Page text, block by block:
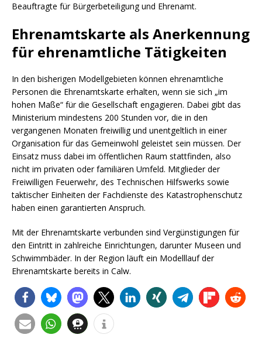
Beauftragte für Bürgerbeteiligung und Ehrenamt.
Ehrenamtskarte als Anerkennung
für ehrenamtliche Tätigkeiten
In den bisherigen Modellgebieten können ehrenamtliche
Personen die Ehrenamtskarte erhalten, wenn sie sich „im
hohen Maße“ für die Gesellschaft engagieren. Dabei gibt das
Ministerium mindestens 200 Stunden vor, die in den
vergangenen Monaten freiwillig und unentgeltlich in einer
Organisation für das Gemeinwohl geleistet sein müssen. Der
Einsatz muss dabei im öffentlichen Raum stattfinden, also
nicht im privaten oder familiären Umfeld. Mitglieder der
Freiwilligen Feuerwehr, des Technischen Hilfswerks sowie
taktischer Einheiten der Fachdienste des Katastrophenschutz
haben einen garantierten Anspruch.
Mit der Ehrenamtskarte verbunden sind Vergünstigungen für
den Eintritt in zahlreiche Einrichtungen, darunter Museen und
Schwimmbäder. In der Region läuft ein Modelllauf der
Ehrenamtskarte bereits in Calw.